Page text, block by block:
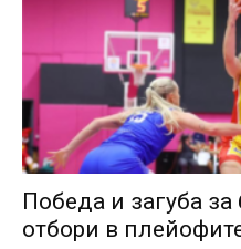
Победа и загуба за
отбори в